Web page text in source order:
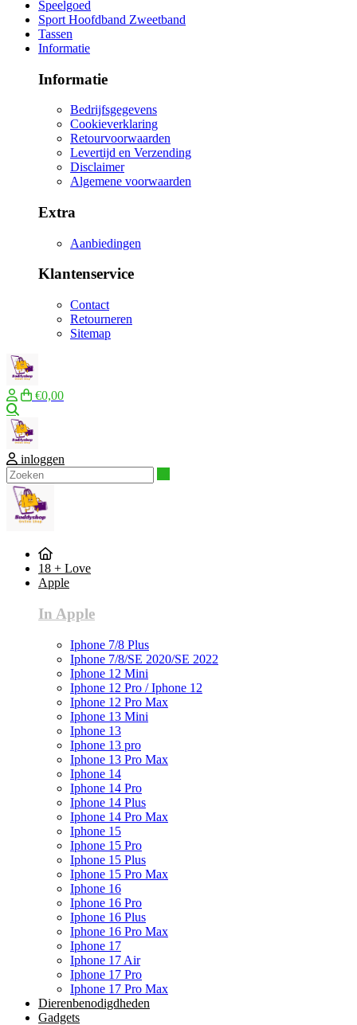
Speelgoed
Sport Hoofdband Zweetband
Tassen
Informatie
Informatie
Bedrijfsgegevens
Cookieverklaring
Retourvoorwaarden
Levertijd en Verzending
Disclaimer
Algemene voorwaarden
Extra
Aanbiedingen
Klantenservice
Contact
Retourneren
Sitemap
€0,00
inloggen
18 + Love
Apple
In Apple
Iphone 7/8 Plus
Iphone 7/8/SE 2020/SE 2022
Iphone 12 Mini
Iphone 12 Pro / Iphone 12
Iphone 12 Pro Max
Iphone 13 Mini
Iphone 13
Iphone 13 pro
Iphone 13 Pro Max
Iphone 14
Iphone 14 Pro
Iphone 14 Plus
Iphone 14 Pro Max
Iphone 15
Iphone 15 Pro
Iphone 15 Plus
Iphone 15 Pro Max
Iphone 16
Iphone 16 Pro
Iphone 16 Plus
Iphone 16 Pro Max
Iphone 17
Iphone 17 Air
Iphone 17 Pro
Iphone 17 Pro Max
Dierenbenodigdheden
Gadgets